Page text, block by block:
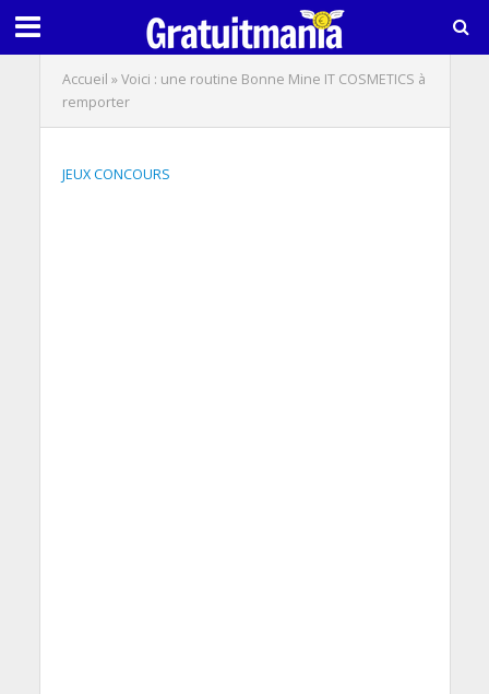
Accueil »Voici : une routine Bonne Mine IT COSMETICS à
remporter
JEUX CONCOURS